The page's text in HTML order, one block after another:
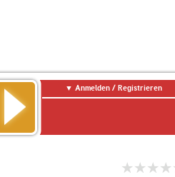
Anmelden / Registrieren